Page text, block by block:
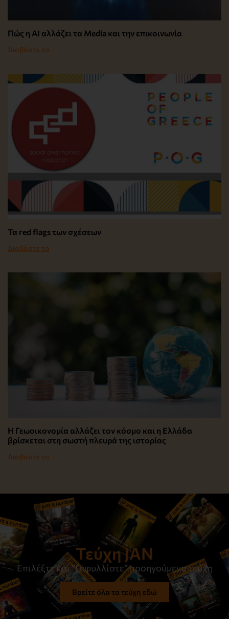
Πώς η AI αλλάζει τα Media και την επικοινωνία
Διαβάστε το
Τα red flags των σχέσεων
Διαβάστε το
Η Γεωοικονομία αλλάζει τον κόσμο και η Ελλάδα
βρίσκεται στη σωστή πλευρά της ιστορίας
Διαβάστε το
Τεύχη JAN
Επιλέξτε και “ξεφυλλίστε” προηγούμενα τεύχη
Βρείτε όλα τα τεύχη εδώ